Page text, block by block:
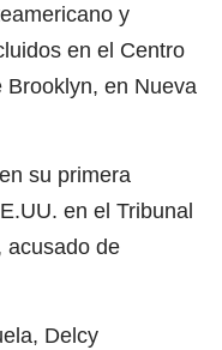
y
en el Centro
en Nueva
su primera
en el Tribunal
acusado de
Delcy